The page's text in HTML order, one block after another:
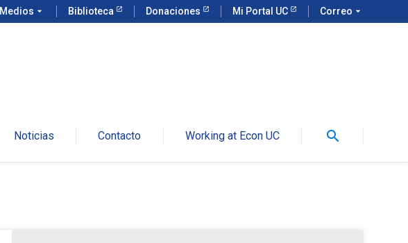
Medios arrow_drop_down Biblioteca Donaciones Mi Portal UC Correo arrow_drop_down
Noticias Contacto Working at Econ UC search